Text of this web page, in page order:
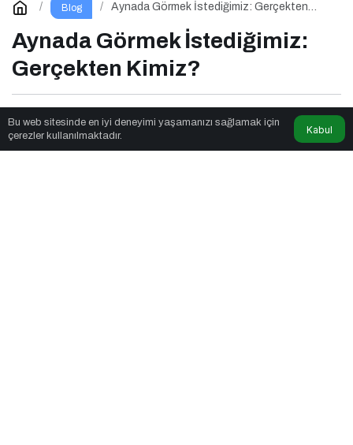
Blog
Aynada Görmek İstediğimiz: Gerçekten
Aynada Görmek İstediğimiz:
Gerçekten Kimiz?
Seslendirmecitarafından yayınlandı
2dk, 29sn
Bu web sitesinde en iyi deneyimi yaşamanızı sağlamak için
çerezler kullanılmaktadır.
Kabul